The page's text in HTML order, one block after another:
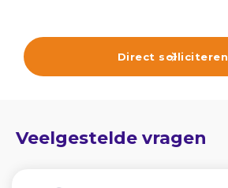
Direct solliciteren

Veelgestelde vragen